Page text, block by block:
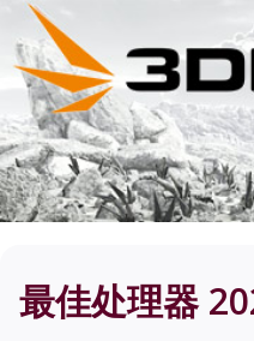
最佳处理器